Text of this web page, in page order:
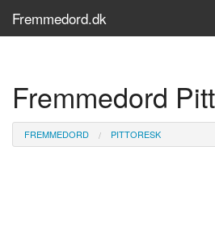
Fremmedord.dk
Søg...
Find bøger
Fremmedord
FREMMEDORD PITTORESK